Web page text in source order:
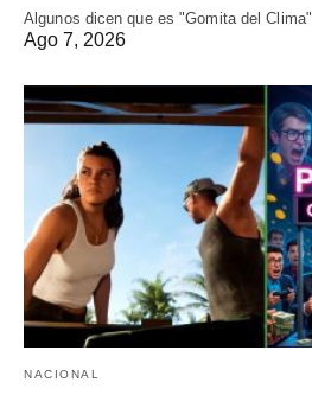
Algunos dicen que es "Gomita del Clima"
Ago 7, 2026
NACIONAL